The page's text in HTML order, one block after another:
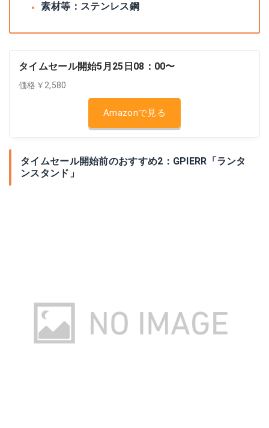
素材等：ステンレス鋼
タイムセール開始5月25日08：00〜
価格￥2,580
Amazonで見る
タイムセール開始前のおすすめ2：GPIERR「ランタ
ンスタンド」